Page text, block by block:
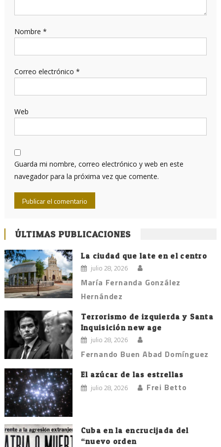
Nombre *
Correo electrónico *
Web
Guarda mi nombre, correo electrónico y web en este
navegador para la próxima vez que comente.
ÚLTIMAS PUBLICACIONES
La ciudad que late en el centro
julio 28, 2026
María Fernanda González
Hernández
Terrorismo de izquierda y Santa
Inquisición new age
julio 28, 2026
Fernando Buen Abad Domínguez
El azúcar de las estrellas
julio 28, 2026 Frei Betto
Cuba en la encrucijada del
“nuevo orden